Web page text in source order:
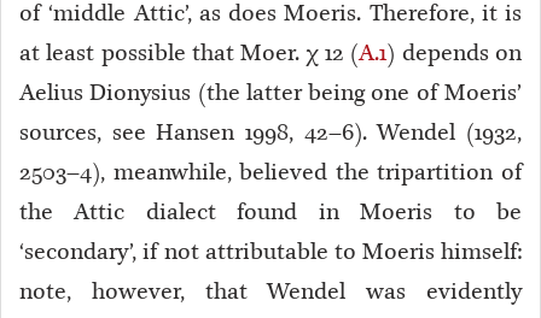
of ‘middle Attic’, as does Moeris. Therefore, it is
at least possible that Moer. χ 12 (A.1) depends on
Aelius Dionysius (the latter being one of Moeris’
sources, see Hansen 1998, 42–6). Wendel (1932,
2503–4), meanwhile, believed the tripartition of
the Attic dialect found in Moeris to be
‘secondary’, if not attributable to Moeris himself:
note, however, that Wendel was evidently